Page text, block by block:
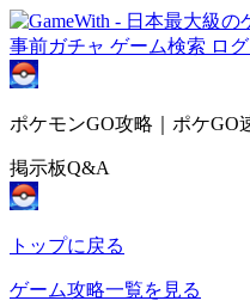
事前ガチャ ゲーム検索 ロ
ポケモンGO攻略｜ポケGO
掲示板Q&A
トップに戻る
ゲーム攻略一覧を見る